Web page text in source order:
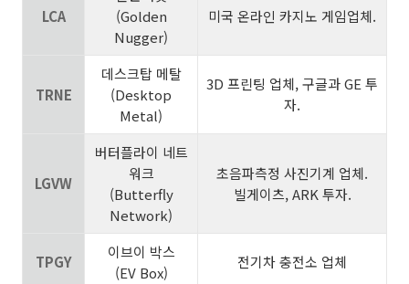
LCA
(Golden
Nugger)
미국 온라인 카지노 게임업체.
TRNE
데스크탑 메탈
(Desktop
Metal)
3D 프린팅 업체, 구글과 GE 투
자.
LGVW
버터플라이 네트
워크
(Butterfly
Network)
초음파측정 사진기계 업체.
빌게이츠, ARK 투자.
TPGY
이브이 박스
(EV Box)
전기차 충전소 업체